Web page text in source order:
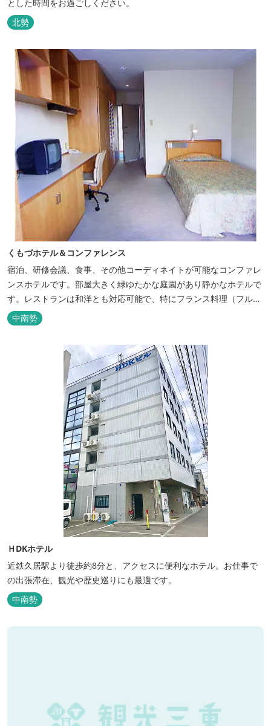
とした時間をお過ごしください。
北勢
くもづホテル＆コンファレンス
宿泊、研修会議、食事、その他コーディネイトが可能なコンファレ
ンスホテルです。部屋大きく緑ゆたかな庭園があり静かなホテルで
す。レストランは和洋とも対応可能で、特にフランス料理（フルコ
ース）が人気あり是非ご賞味ください。
中南勢
ＨDKホテル
近鉄久居駅より徒歩約8分と、アクセスに便利なホテル。お仕事で
の出張滞在、観光や歴史巡りにも最適です。
中南勢